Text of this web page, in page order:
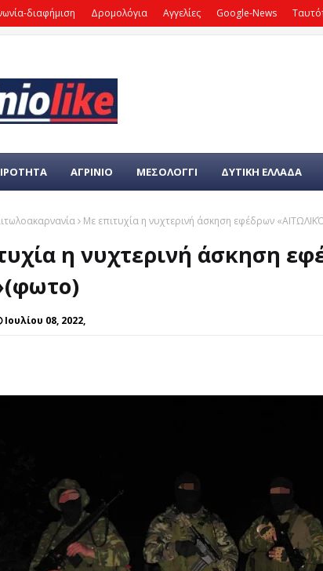
διαφήμιση Δρομολόγια Αγγελίες Google-News
ΑΓΡΙΝΙΟ ΜΕΣΟΛΟΓΓΙ ΔΥΤΙΚΗ ΕΛΛΑΔΑ
Με επιτυχία η νυχτερινή άσκηση εφέδρων
η νυχτερινή άσκηση
Ιουλίου 08, 2022,